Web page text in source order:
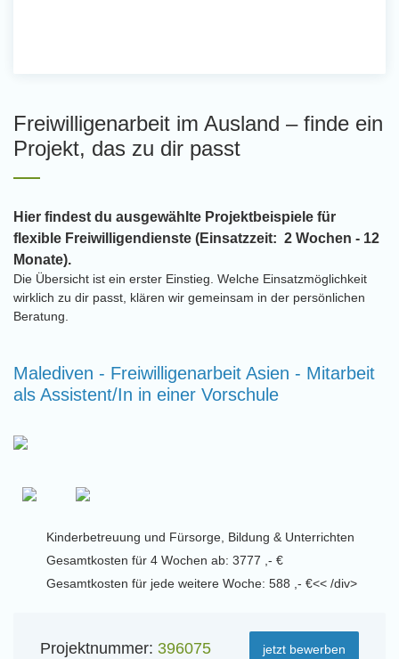
Freiwilligenarbeit im Ausland – finde ein
Projekt, das zu dir passt
Hier findest du ausgewählte Projektbeispiele für
flexible Freiwilligendienste (Einsatzzeit: 2 Wochen - 12
Monate).
Die Übersicht ist ein erster Einstieg. Welche Einsatzmöglichkeit
wirklich zu dir passt, klären wir gemeinsam in der persönlichen
Beratung.
Malediven - Freiwilligenarbeit Asien - Mitarbeit
als Assistent/In in einer Vorschule
Kinderbetreuung und Fürsorge, Bildung & Unterrichten
Gesamtkosten für 4 Wochen ab: 3777 ,- €
Gesamtkosten für jede weitere Woche: 588 ,- €<< /div>
Projektnummer: 396075 jetzt bewerben